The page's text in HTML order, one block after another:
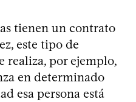
tienen un contrato
este tipo de
realiza, por ejemplo,
en determinado
esa persona está